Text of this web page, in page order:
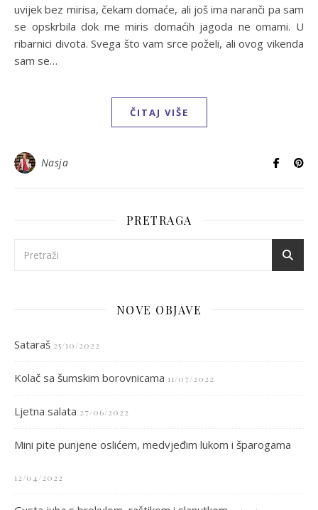
uvijek bez mirisa, čekam domaće, ali još ima naranči pa sam
se opskrbila dok me miris domaćih jagoda ne omami. U
ribarnici divota. Svega što vam srce poželi, ali ovog vikenda
sam se…
ČITAJ VIŠE
Nasja
PRETRAGA
NOVE OBJAVE
Sataraš 25/10/2022
Kolač sa šumskim borovnicama 11/07/2022
Ljetna salata 27/06/2022
Mini pite punjene oslićem, medvjeđim lukom i šparogama
12/04/2022